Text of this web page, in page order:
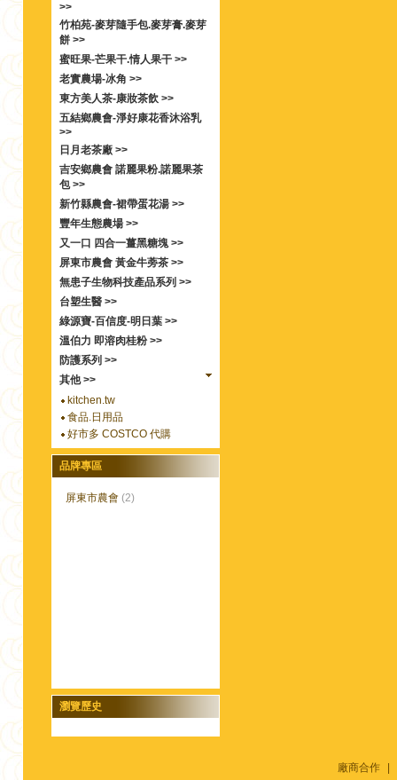
>>
竹柏苑-麥芽隨手包.麥芽膏.麥芽
餅 >>
蜜旺果-芒果干.情人果干 >>
老實農場-冰角 >>
東方美人茶-康妝茶飲 >>
五結鄉農會-淨好康花香沐浴乳
>>
日月老茶廠 >>
吉安鄉農會 諾麗果粉.諾麗果茶
包 >>
新竹縣農會-裙帶蛋花湯 >>
豐年生態農場 >>
又一口 四合一薑黑糖塊 >>
屏東市農會 黃金牛蒡茶 >>
無患子生物科技產品系列 >>
台塑生醫 >>
綠源寶-百信度-明日葉 >>
溫伯力 即溶肉桂粉 >>
防護系列 >>
其他 >>
kitchen.tw
食品.日用品
好市多 COSTCO 代購
品牌專區
屏東市農會 (2)
瀏覽歷史
廠商合作